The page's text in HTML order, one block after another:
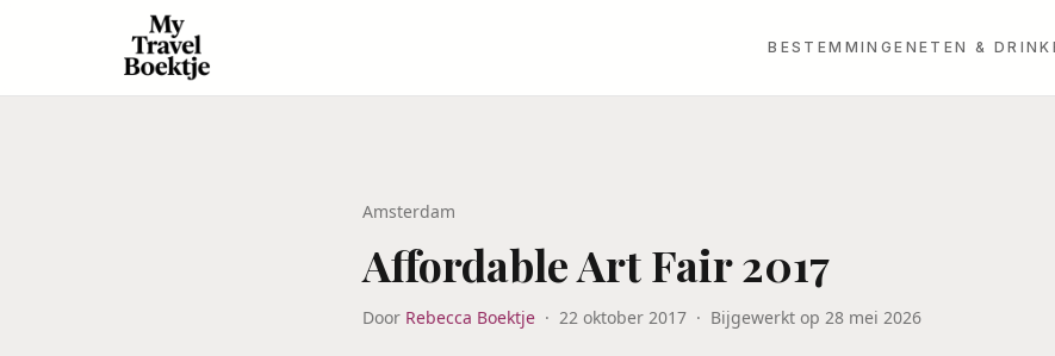
BESTEMMINGEN ETEN &
Amsterdam
Affordable Art Fair 2017
Door Rebecca Boektje · 22 oktober 2017 · Bijgewerkt op 28 mei 2026